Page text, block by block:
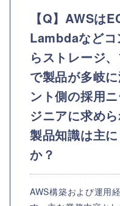
【Q】AWSは
Lambdaなどコ
らストレージ
で製品が多岐
ント側の採用
ジニアに求め
製品知識は主
か？
AWS構築および運用